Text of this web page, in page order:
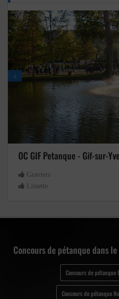
OC GIF Petanque - Gif-sur-
Graviers
Lissette
Concours de pétanque dans
Concours de pétanque
Concours de pétanque